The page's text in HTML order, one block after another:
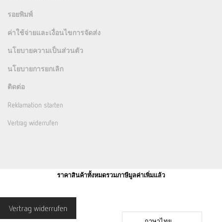
รอยพิมพ์
ค่าใช้จ่ายและเงื่อนไขการจัดส่ง
นโยบายความเป็นส่วนตัว
นโยบายการยกเลิก
ติดต่อ
Reklamation starten
Vertrag widerrufen
ราคาสินค้าทั้งหมดรวมภาษีมูลค่าเพิ่มแล้ว
Vertrag widerrufen